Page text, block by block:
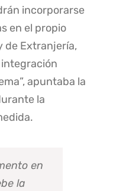
incorporarse
en el propio
de Extranjería,
apuntaba la
la
en
la